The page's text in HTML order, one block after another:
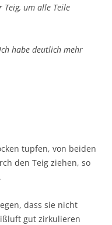
um alle Teile
habe deutlich mehr
tupfen, von beiden
den Teig ziehen, so
dass sie nicht
gut zirkulieren